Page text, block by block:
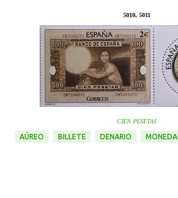
5010, 5011
CIEN PESETAS
AÚREO BILLETE DENARIO MONEDA